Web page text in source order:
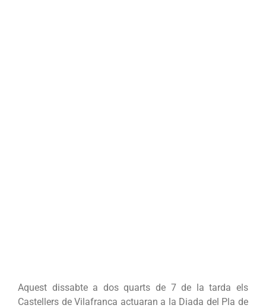
Aquest dissabte a dos quarts de 7 de la tarda els
Castellers de Vilafranca actuaran a la Diada del Pla de